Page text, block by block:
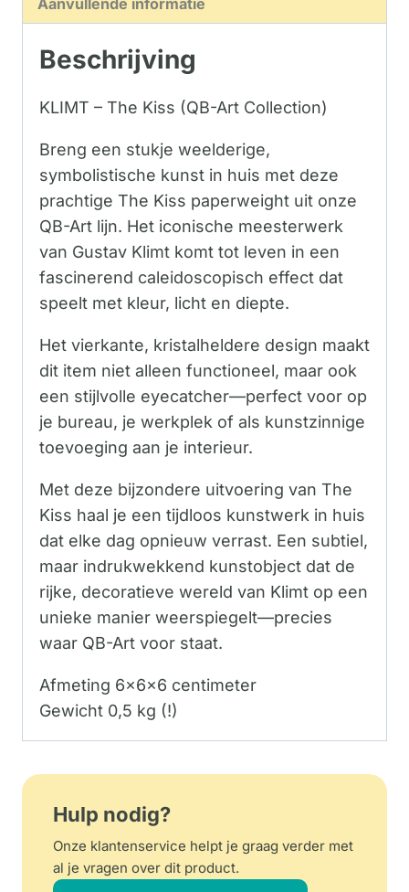
Aanvullende informatie
Beschrijving
KLIMT – The Kiss (QB-Art Collection)
Breng een stukje weelderige,
symbolistische kunst in huis met deze
prachtige The Kiss paperweight uit onze
QB-Art lijn. Het iconische meesterwerk
van Gustav Klimt komt tot leven in een
fascinerend caleidoscopisch effect dat
speelt met kleur, licht en diepte.
Het vierkante, kristalheldere design maakt
dit item niet alleen functioneel, maar ook
een stijlvolle eyecatcher—perfect voor op
je bureau, je werkplek of als kunstzinnige
toevoeging aan je interieur.
Met deze bijzondere uitvoering van The
Kiss haal je een tijdloos kunstwerk in huis
dat elke dag opnieuw verrast. Een subtiel,
maar indrukwekkend kunstobject dat de
rijke, decoratieve wereld van Klimt op een
unieke manier weerspiegelt—precies
waar QB-Art voor staat.
Afmeting 6x6x6 centimeter
Gewicht 0,5 kg (!)
Hulp nodig?
Onze klantenservice helpt je graag verder met
al je vragen over dit product.